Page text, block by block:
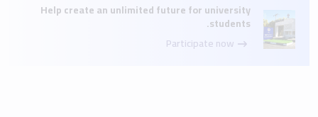
Help create an unlimited future for university
students.
Participate now